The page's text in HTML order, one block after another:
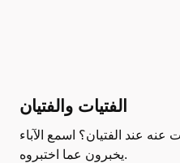
الفتيات والفتيان
عنه عند الفتيان؟ اسمع الآباء
يخبرون عما اختبروه.